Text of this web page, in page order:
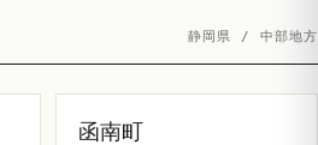
静岡県 / 中部地方
函南町